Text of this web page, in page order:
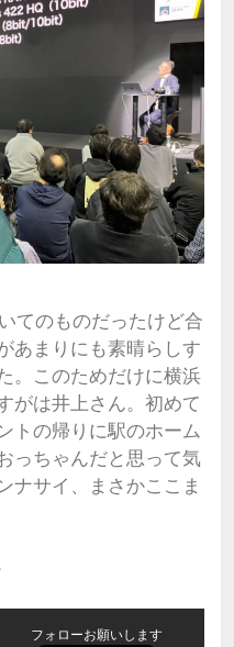
てのものだったけど合
あまりにも素晴らしす
。このためだけに横浜
がは井上さん。初めて
トの帰りに駅のホーム
っちゃんだと思って気
ナサイ、まさかここま
フォローお願いします